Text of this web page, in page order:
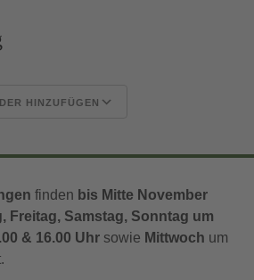
HINZUFÜGEN
finden bis Mitte November
Freitag, Samstag, Sonntag um
& 16.00 Uhr sowie Mittwoch um